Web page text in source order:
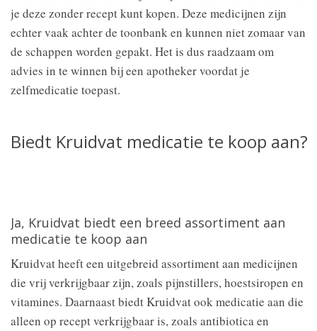
je deze zonder recept kunt kopen. Deze medicijnen zijn
echter vaak achter de toonbank en kunnen niet zomaar van
de schappen worden gepakt. Het is dus raadzaam om
advies in te winnen bij een apotheker voordat je
zelfmedicatie toepast.
Biedt Kruidvat medicatie te koop aan?
Ja, Kruidvat biedt een breed assortiment aan
medicatie te koop aan
Kruidvat heeft een uitgebreid assortiment aan medicijnen
die vrij verkrijgbaar zijn, zoals pijnstillers, hoestsiropen en
vitamines. Daarnaast biedt Kruidvat ook medicatie aan die
alleen op recept verkrijgbaar is, zoals antibiotica en